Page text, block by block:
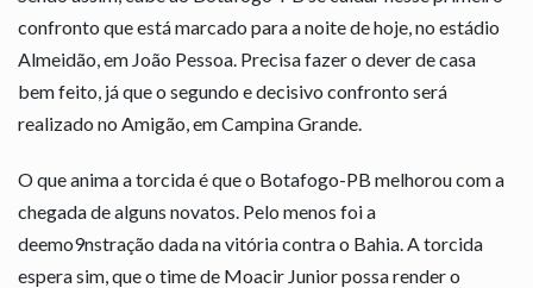
confronto que está marcado para a noite de hoje, no estádio
Almeidão, em João Pessoa. Precisa fazer o dever de casa
bem feito, já que o segundo e decisivo confronto será
realizado no Amigão, em Campina Grande.
O que anima a torcida é que o Botafogo-PB melhorou com a
chegada de alguns novatos. Pelo menos foi a
deemo9nstração dada na vitória contra o Bahia. A torcida
espera sim, que o time de Moacir Junior possa render o